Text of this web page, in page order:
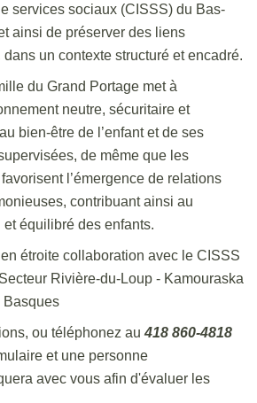
services sociaux (CISSS) du Bas-
ainsi de préserver des liens
un contexte structuré et encadré.
du Grand Portage met à
neutre, sécuritaire et
bien-être de l’enfant et de ses
de même que les
l’émergence de relations
contribuant ainsi au
équilibré des enfants.
étroite collaboration avec le CISSS
Rivière-du-Loup - Kamouraska
Basques
ou téléphonez au418 860-4818
et une personne
avec vous afin d'évaluer les